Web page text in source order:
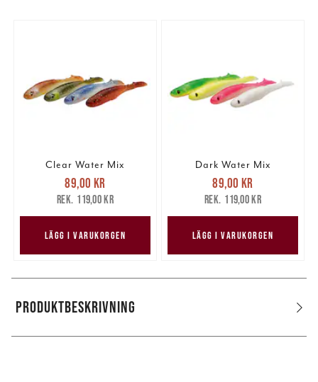
Clear Water Mix
Nuvarande pris
89,00 krTidigare pris
119,00 kr
89,00 kr
119,00 kr
LÄGG I VARUKORGEN
Dark Water Mix
Nuvarande pris
89,00 krTidigare pris
119,00 kr
89,00 kr
119,00 kr
LÄGG I VARUKORGEN
PRODUKTBESKRIVNING